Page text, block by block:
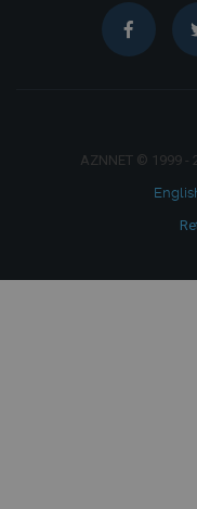
AZNNET © 1999 -